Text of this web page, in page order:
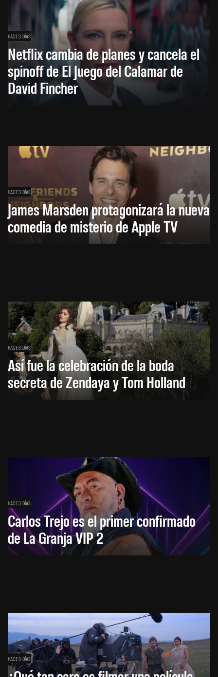
HACE 3 DÍAS
Netflix cambia de planes y cancela el
spinoff de El Juego del Calamar de
David Fincher
HACE 3 DÍAS
James Marsden protagonizará la nueva
comedia de misterio de Apple TV
HACE 3 DÍAS
Así fue la celebración de la boda
secreta de Zendaya y Tom Holland
HACE 3 DÍAS
Carlos Trejo es el primer confirmado
de La Granja VIP 2
HACE 3 DÍAS